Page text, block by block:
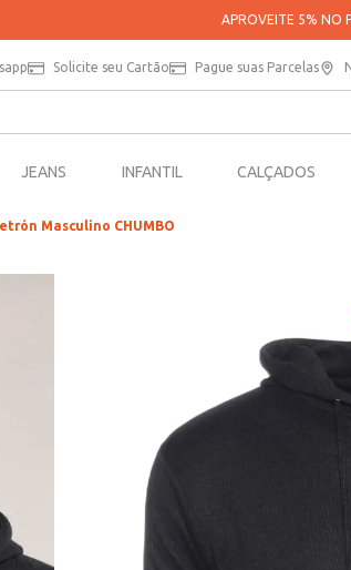
PARCELE SUAS COMPRAS EM ATÉ
Solicite seu Cartão Pague suas Parcelas
JEANS INFANTIL CALÇADOS
Masculino CHUMBO